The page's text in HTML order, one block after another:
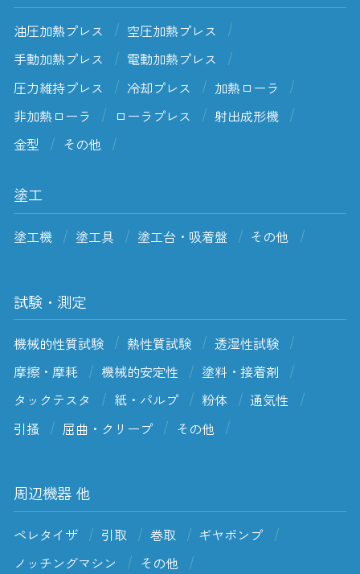
油圧加熱プレス
空圧加熱プレス
手動加熱プレス
電動加熱プレス
圧力維持プレス
冷却プレス
加熱ローラ
非加熱ローラ
ローラプレス
射出成形機
金型
その他
塗工
塗工機 塗工具 塗工台・吸着盤 その他
試験・測定
機械的性質試験 熱性質試験
透湿性試験
摩擦・摩耗
機械的安定性
塗料・接着剤
タックテスタ
紙・パルプ 粉体
通気性
引掻
屈曲・クリープ その他
周辺機器 他
ペレタイザ 引取 巻取
ギヤポンプ
ノッチングマシン
その他